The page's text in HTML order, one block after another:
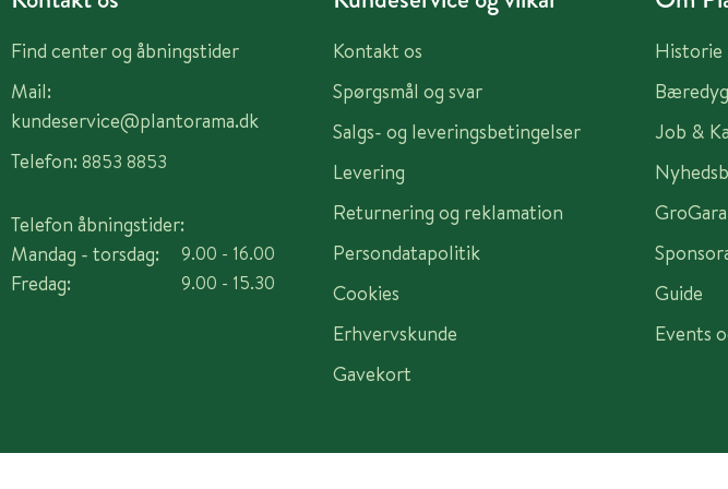
Find center og åbningstider
Mail:
kundeservice@plantorama.dk
Telefon: 8853 8853
Telefon åbningstider:
Mandag - torsdag:
Fredag:
9.00 - 16.00
9.00 - 15.30
Kontakt os
Spørgsmål og svar
Salgs- og leveringsbetingelser
Levering
Returnering og reklamation
Persondatapolitik
Cookies
Erhvervskunde
Gavekort
Historie
Job &
Guide
Events